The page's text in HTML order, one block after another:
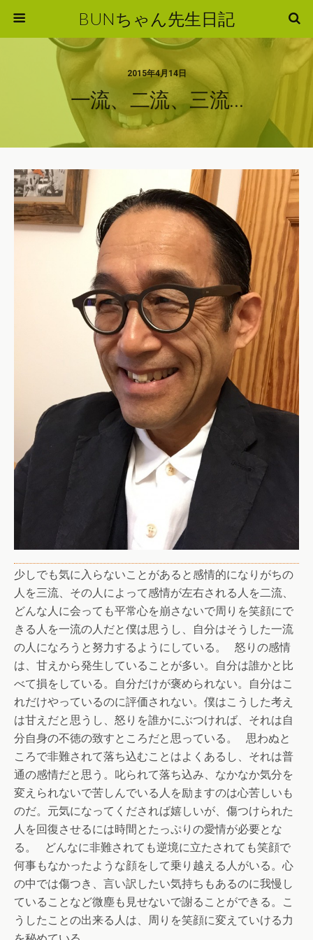
BUNちゃん先生日記
2015年4月14日
一流、二流、三流…
少しでも気に入らないことがあると感情的になりがちの
人を三流、その人によって感情が左右される人を二流、
どんな人に会っても平常心を崩さないで周りを笑顔にで
きる人を一流の人だと僕は思うし、自分はそうした一流
の人になろうと努力するようにしている。 怒りの感情
は、甘えから発生していることが多い。自分は誰かと比
べて損をしている。自分だけが褒められない。自分はこ
れだけやっているのに評価されない。僕はこうした考え
は甘えだと思うし、怒りを誰かにぶつければ、それは自
分自身の不徳の致すところだと思っている。 思わぬと
ころで非難されて落ち込むことはよくあるし、それは普
通の感情だと思う。叱られて落ち込み、なかなか気分を
変えられないで苦しんでいる人を励ますのは心苦しいも
のだ。元気になってくだされば嬉しいが、傷つけられた
人を回復させるには時間とたっぷりの愛情が必要とな
る。 どんなに非難されても逆境に立たされても笑顔で
何事もなかったような顔をして乗り越える人がいる。心
の中では傷つき、言い訳したい気持ちもあるのに我慢し
ていることなど微塵も見せないで謝ることができる。こ
うしたことの出来る人は、周りを笑顔に変えていける力